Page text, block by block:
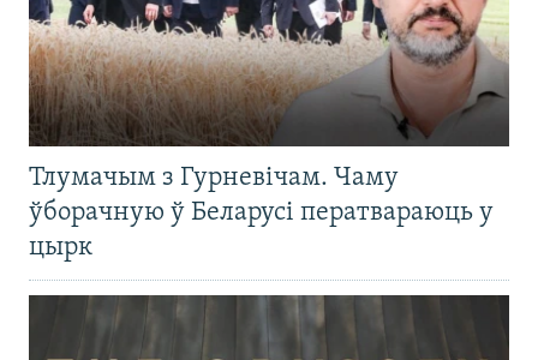
Тлумачым з Гурневічам. Чаму
ўборачную ў Беларусі ператвараюць у
цырк